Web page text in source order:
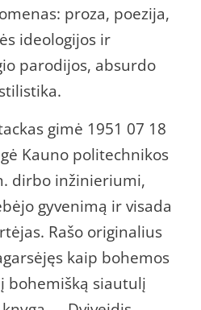
proza, poezija,
ideologijos ir
parodijos, absurdo
gimė 1951 07 18
Kauno politechnikos
dirbo inžinieriumi,
gyvenimą ir visada
Rašo originalius
kaip bohemos
bohemišką siautulį